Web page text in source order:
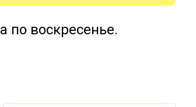
по воскресенье.